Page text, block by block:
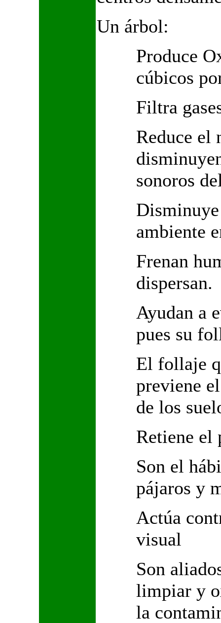
Un árbol:
Produce
cúbicos
Filtra
Reduce el
sonoros
ambiente
Frenan
dispersan.
Ayudan a
pues su
El follaje
previene
de los
Retiene el
Son el
pájaros y
Actúa
visual
Son
limpiar y
la